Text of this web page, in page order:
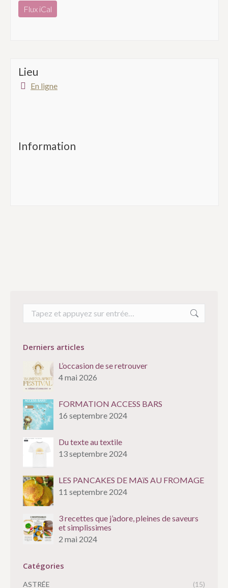
Flux iCal
Lieu
En ligne
Information
Recherche
Derniers articles
L’occasion de se retrouver
4 mai 2026
FORMATION ACCESS BARS
16 septembre 2024
Du texte au textile
13 septembre 2024
LES PANCAKES DE MAïS AU FROMAGE
11 septembre 2024
3 recettes que j’adore, pleines de saveurs
et simplissimes
2 mai 2024
Catégories
ASTRÉE
(15)